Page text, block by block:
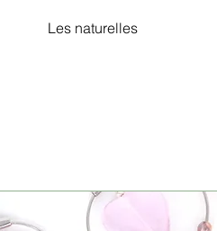
Les naturelles